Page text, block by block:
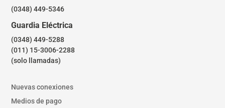
(0348) 449-5346
Guardia Eléctrica
(0348) 449-5288
(011) 15-3006-2288
(solo llamadas)
Nuevas conexiones
Medios de pago